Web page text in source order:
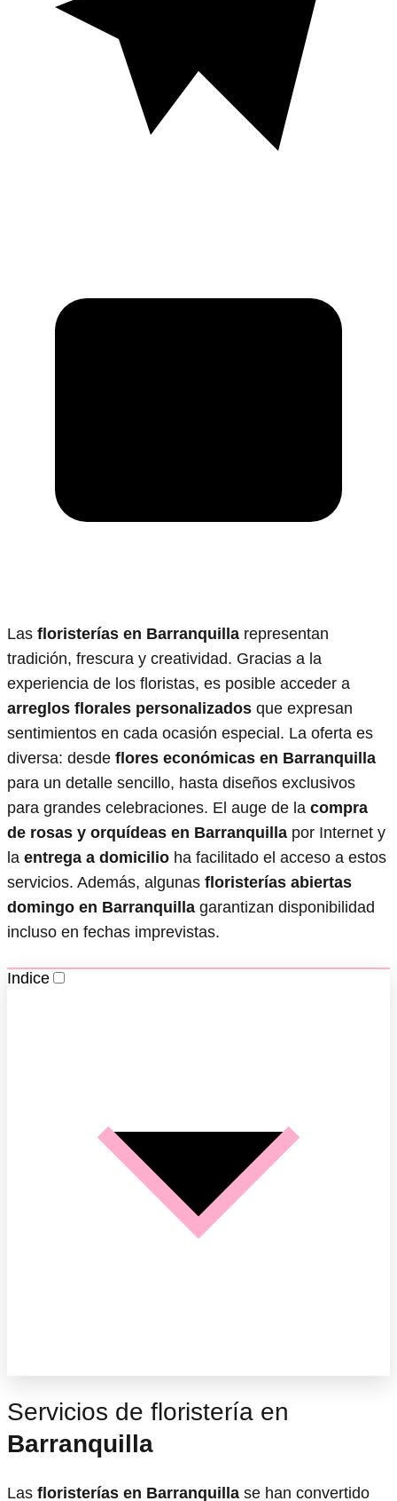
Las floristerías en Barranquilla representan
tradición, frescura y creatividad. Gracias a la
experiencia de los floristas, es posible acceder a
arreglos florales personalizados que expresan
sentimientos en cada ocasión especial. La oferta es
diversa: desde flores económicas en Barranquilla
para un detalle sencillo, hasta diseños exclusivos
para grandes celebraciones. El auge de la compra
de rosas y orquídeas en Barranquilla por Internet y
la entrega a domicilio ha facilitado el acceso a estos
servicios. Además, algunas floristerías abiertas
domingo en Barranquilla garantizan disponibilidad
incluso en fechas imprevistas.
Indice
Servicios de floristería en
Barranquilla
Las floristerías en Barranquilla se han convertido